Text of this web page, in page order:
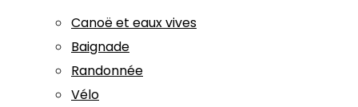
Canoë et eaux vives
Baignade
Randonnée
Vélo